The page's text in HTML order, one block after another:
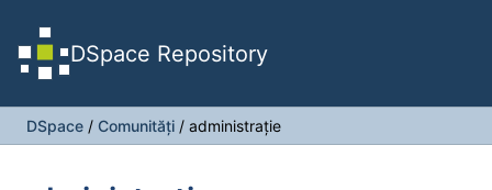
DSpace Repository
DSpace / Comunități / administraţie